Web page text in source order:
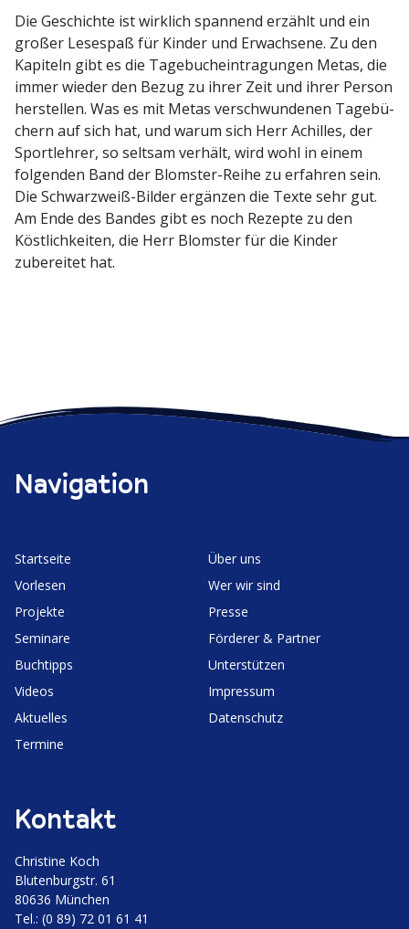
Die Geschichte ist wirklich spannend erzählt und ein
großer Lesespaß für Kinder und Erwachsene. Zu den
Kapiteln gibt es die Tagebuch­ein­tra­gungen Metas, die
immer wieder den Bezug zu ihrer Zeit und ihrer Person
herstellen. Was es mit Metas verschwun­denen Tagebü­
chern auf sich hat, und warum sich Herr Achilles, der
Sport­lehrer, so seltsam verhält, wird wohl in einem
folgenden Band der Blomster-Reihe zu erfahren sein.
Die Schwarzweiß-Bilder ergänzen die Texte sehr gut.
Am Ende des Bandes gibt es noch Rezepte zu den
Köstlich­keiten, die Herr Blomster für die Kinder
zubereitet hat.
Navigation
Start­seite
Vorlesen
Projekte
Seminare
Buchtipps
Videos
Aktuelles
Termine
Über uns
Wer wir sind
Presse
Förderer & Partner
Unter­stützen
Impressum
Daten­schutz
Kontakt
Christine Koch
Bluten­burgstr. 61
80636 München
Tel.: (0 89) 72 01 61 41